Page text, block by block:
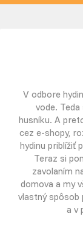
V odbore
vode.
husníku. A
cez e-shopy,
hydinu priblížiť
Teraz si
zavolaním
domova a my
vlastný spôsob
a v